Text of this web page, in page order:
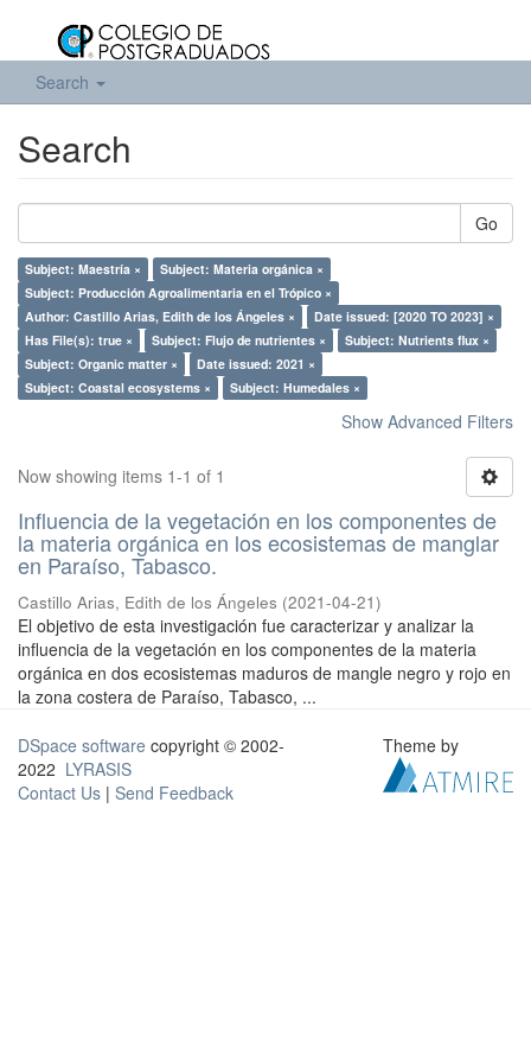
Search
Search
Go
Subject: Maestría ×
Subject: Materia orgánica ×
Subject: Producción Agroalimentaria en el Trópico ×
Author: Castillo Arias, Edith de los Ángeles ×
Date issued: [2020 TO 2023] ×
Has File(s): true ×
Subject: Flujo de nutrientes ×
Subject: Nutrients flux ×
Subject: Organic matter ×
Date issued: 2021 ×
Subject: Coastal ecosystems ×
Subject: Humedales ×
Show Advanced Filters
Now showing items 1-1 of 1
Influencia de la vegetación en los componentes de
la materia orgánica en los ecosistemas de manglar
en Paraíso, Tabasco.
Castillo Arias, Edith de los Ángeles (2021-04-21)
El objetivo de esta investigación fue caracterizar y analizar la
influencia de la vegetación en los componentes de la materia
orgánica en dos ecosistemas maduros de mangle negro y rojo en
la zona costera de Paraíso, Tabasco, ...
DSpace software copyright © 2002-
2022 LYRASIS
Contact Us | Send Feedback
Theme by